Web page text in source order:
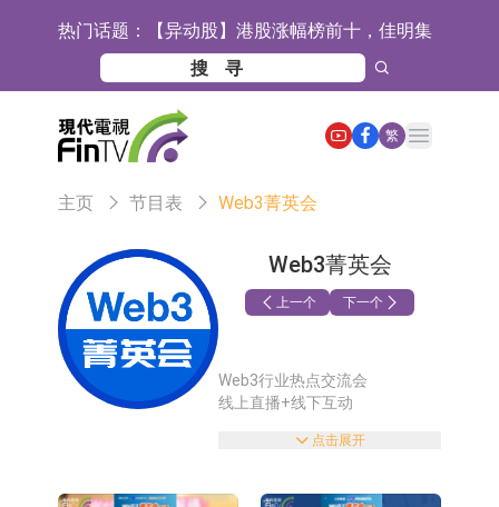
热门话题： 【异动股】港股涨幅榜前十，佳明集
团控股(01271.HK)涨+78.22%，拿森
科技(02261.HK)涨+64.11%
斯迪克：公司为国内折叠屏核心功能
材料供应商
恒瑞医药：公司已在中国获批上市26
款1类创新药、6款2类新药
聚辰股份：公司VPD芯片已顺利通过
目标客户的测试认证
上期所：7月份对11个实际控制关系
账户组采取限制开仓的监管措施
特发服务：成功中标哔哩哔哩上海滨
江总部物业服务项目
亚太股份：公司是零跑汽车和
Stellantis集团的供应商
理工雷科面向边缘AI场景推出"山
海"系列智算模组 系列产品基于国产
【异动股】医疗研发外包板块拉升，
博腾股份(300363.CN)涨20.02%
日韩股市收盘双双下跌
繁
Open main menu
主页 节目表 Web3菁英会
Web3菁英会
上一个 下一个
Web3行业热点交流会
线上直播+线下互动
把握塞道趋势，
大咖云集，干货满满！
点击展开